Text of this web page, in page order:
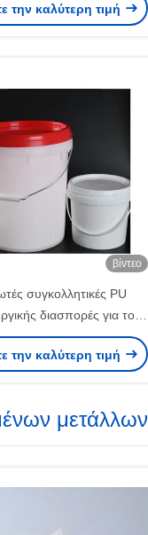
συγκολλητική
την καλύτερη τιμή
βίντεο
συγκολλητικές PU
διασπορές για τον
Τύπο μεμβρανών
την καλύτερη τιμή
μετάλλων